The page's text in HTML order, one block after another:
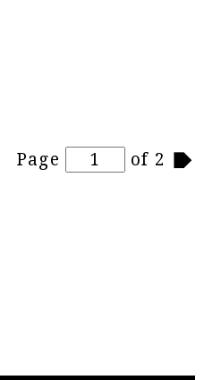
Page of 2